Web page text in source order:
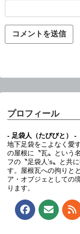
プロフィール
- 足袋人（たびびと） -
地下足袋をこよなく愛
の屋根に〝瓦〟という
フの〝足袋人’s〟と共
す。屋根瓦への拘りと
ア・オブジェとしての
ります。